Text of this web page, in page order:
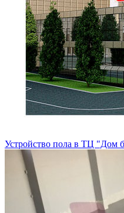
Устройство пола в ТЦ "Дом